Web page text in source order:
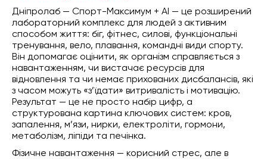
Дніпролаб — Спорт-Максимум + AI — це розширений
лабораторний комплекс для людей з активним
способом життя: біг, фітнес, силові, функціональні
тренування, вело, плавання, командні види спорту.
Він допомагає оцінити, як організм справляється з
навантаженням, чи вистачає ресурсів для
відновлення та чи немає прихованих дисбалансів, які
з часом можуть «з’їдати» витривалість і мотивацію.
Результат — це не просто набір цифр, а
структурована картина ключових систем: кров,
запалення, м’язи, нирки, електроліти, гормони,
метаболізм, ліпіди та печінка.
Фізичне навантаження — корисний стрес, але в